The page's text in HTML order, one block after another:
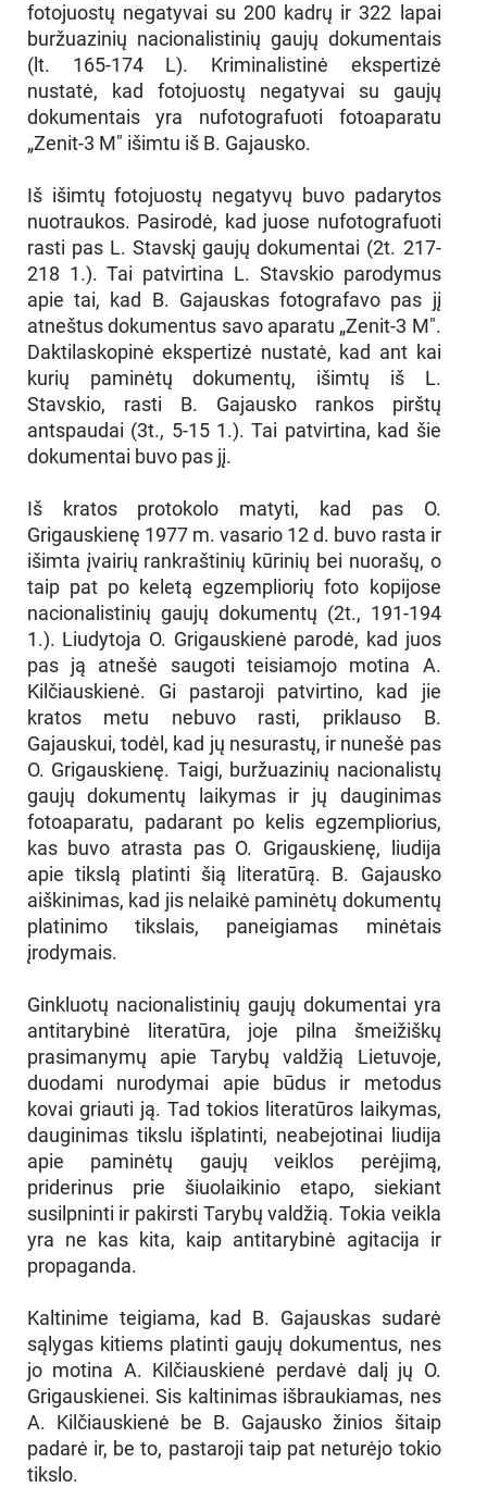
fotojuostų negatyvai su 200 kadrų ir 322 lapai
buržuazinių nacionalistinių gaujų dokumentais
(lt. 165-174 L). Kriminalistinė ekspertizė
nustatė, kad fotojuostų negatyvai su gaujų
dokumentais yra nufotografuoti fotoaparatu
„Zenit-3 M" išimtu iš B. Gajausko.
Iš išimtų fotojuostų negatyvų buvo padarytos
nuotraukos. Pasirodė, kad juose nufotografuoti
rasti pas L. Stavskį gaujų dokumentai (2t. 217-
218 1.). Tai patvirtina L. Stavskio parodymus
apie tai, kad B. Gajauskas fotografavo pas jį
atneštus dokumentus savo aparatu „Zenit-3 M".
Daktilaskopinė ekspertizė nustatė, kad ant kai
kurių paminėtų dokumentų, išimtų iš L.
Stavskio, rasti B. Gajausko rankos pirštų
antspaudai (3t., 5-15 1.). Tai patvirtina, kad šie
dokumentai buvo pas jį.
Iš kratos protokolo matyti, kad pas O.
Grigauskienę 1977 m. vasario 12 d. buvo rasta ir
išimta įvairių rankraštinių kūrinių bei nuorašų, o
taip pat po keletą egzempliorių foto kopijose
nacionalistinių gaujų dokumentų (2t., 191-194
1.). Liudytoja O. Grigauskienė parodė, kad juos
pas ją atnešė saugoti teisiamojo motina A.
Kilčiauskienė. Gi pastaroji patvirtino, kad jie
kratos metu nebuvo rasti, priklauso B.
Gajauskui, todėl, kad jų nesurastų, ir nunešė pas
O. Grigauskienę. Taigi, buržuazinių nacionalistų
gaujų dokumentų laikymas ir jų dauginimas
fotoaparatu, padarant po kelis egzempliorius,
kas buvo atrasta pas O. Grigauskienę, liudija
apie tikslą platinti šią literatūrą. B. Gajausko
aiškinimas, kad jis nelaikė paminėtų dokumentų
platinimo tikslais, paneigiamas minėtais
įrodymais.
Ginkluotų nacionalistinių gaujų dokumentai yra
antitarybinė literatūra, joje pilna šmeižiškų
prasimanymų apie Tarybų valdžią Lietuvoje,
duodami nurodymai apie būdus ir metodus
kovai griauti ją. Tad tokios literatūros laikymas,
dauginimas tikslu išplatinti, neabejotinai liudija
apie paminėtų gaujų veiklos perėjimą,
priderinus prie šiuolaikinio etapo, siekiant
susilpninti ir pakirsti Tarybų valdžią. Tokia veikla
yra ne kas kita, kaip antitarybinė agitacija ir
propaganda.
Kaltinime teigiama, kad B. Gajauskas sudarė
sąlygas kitiems platinti gaujų dokumentus, nes
jo motina A. Kilčiauskienė perdavė dalį jų O.
Grigauskienei. Sis kaltinimas išbraukiamas, nes
A. Kilčiauskienė be B. Gajausko žinios šitaip
padarė ir, be to, pastaroji taip pat neturėjo tokio
tikslo.